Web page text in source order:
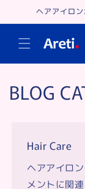
Skip to
content
ヘアアイロ
BLOG
Hair Care
ヘアアイロ
メントに関